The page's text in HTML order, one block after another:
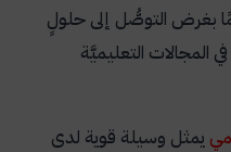
بغرض التوصُّل إلى حلولٍ
المجالات التعليميَّة
يمثل وسيلة قوية لدى